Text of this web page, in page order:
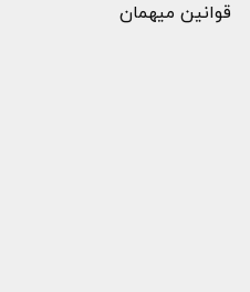
قوانین میهمان